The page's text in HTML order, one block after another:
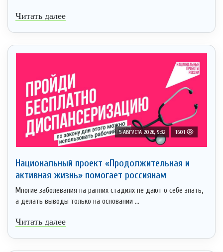
Читать далее
5 АВГУСТА 2026, 9:32 1601
Национальный проект «Продолжительная и
активная жизнь» помогает россиянам
Многие заболевания на ранних стадиях не дают о себе знать,
а делать выводы только на основании ...
Читать далее